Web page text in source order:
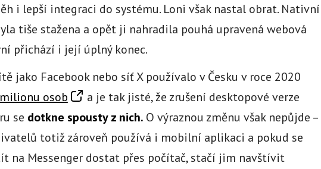
i lepší integraci do systému. Loni však nastal obrat. Nativní
tiše stažena a opět ji nahradila pouhá upravená webová
přichází i její úplný konec.
jako Facebook nebo síť X používalo v Česku v roce 2020
osob
a je tak jisté, že zrušení desktopové verze
se dotkne spousty z nich. O výraznou změnu však nepůjde –
totiž zároveň používá i mobilní aplikaci a pokud se
na Messenger dostat přes počítač, stačí jim navštívit